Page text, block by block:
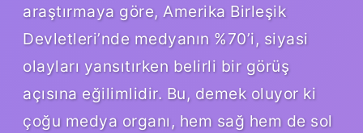
araştırmaya göre, Amerika Birleşik
Devletleri’nde medyanın %70’i, siyasi
olayları yansıtırken belirli bir görüş
açısına eğilimlidir. Bu, demek oluyor ki
çoğu medya organı, hem sağ hem de sol